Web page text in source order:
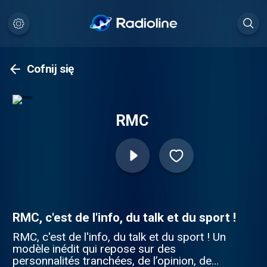
Cofnij się
RMC
RMC, c'est de l'info, du talk et du sport !
RMC, c'est de l'info, du talk et du sport ! Un
modèle inédit qui repose sur des
personnalités tranchées, de l’opinion, de